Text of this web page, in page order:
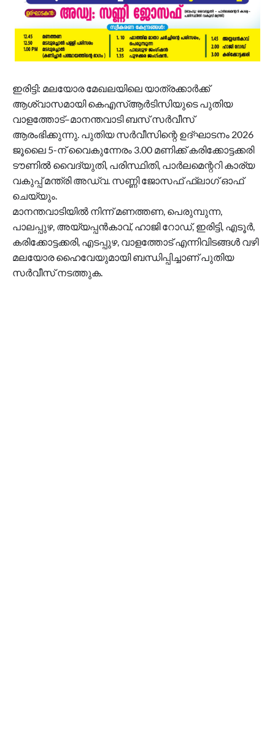
ഇരിട്ടി: മലയോര മേഖലയിലെ യാത്രക്കാർക്ക്
ആശ്വാസമായി കെഎസ്ആർടിസിയുടെ പുതിയ
വാളത്തോട്–മാനന്തവാടി ബസ് സർവീസ്
ആരംഭിക്കുന്നു. പുതിയ സർവീസിന്റെ ഉദ്ഘാടനം 2026
ജൂലൈ 5-ന് വൈകുന്നേരം 3.00 മണിക്ക് കരിക്കോട്ടക്കരി
ടൗണിൽ വൈദ്യുതി, പരിസ്ഥിതി, പാർലമെന്ററി കാര്യ
വകുപ്പ് മന്ത്രി അഡ്വ. സണ്ണി ജോസഫ് ഫ്ലാഗ് ഓഫ്
ചെയ്യും.
മാനന്തവാടിയിൽ നിന്ന് മണത്തണ, പെരുമ്പുന്ന,
പാലപ്പുഴ, അയ്യപ്പൻകാവ്, ഹാജി റോഡ്, ഇരിട്ടി, എടൂർ,
കരിക്കോട്ടക്കരി, എടപ്പുഴ, വാളത്തോട് എന്നിവിടങ്ങൾ വഴി
മലയോര ഹൈവേയുമായി ബന്ധിപ്പിച്ചാണ് പുതിയ
സർവീസ് നടത്തുക.